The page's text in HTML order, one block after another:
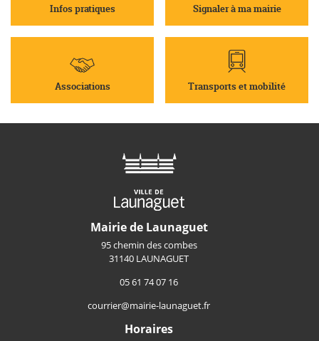
Infos pratiques Signaler à ma mairie
Associations Transports et mobilité
Mairie de Launaguet
95 chemin des combes
31140 LAUNAGUET
05 61 74 07 16
courrier@mairie-launaguet.fr
Horaires